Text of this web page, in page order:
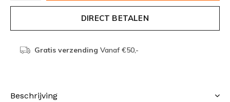
DIRECT BETALEN
Gratis verzending Vanaf €50,-
Beschrijving